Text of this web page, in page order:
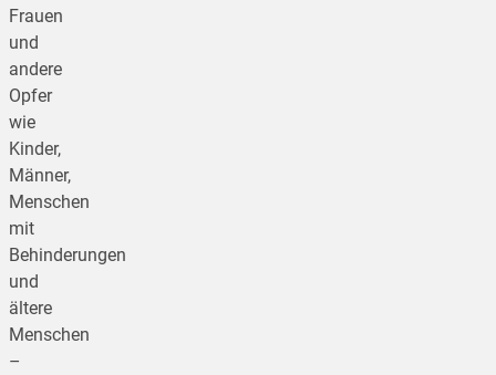
Frauen
und
andere
Opfer
wie
Kinder,
Männer,
Menschen
mit
Behinderungen
und
ältere
Menschen
–